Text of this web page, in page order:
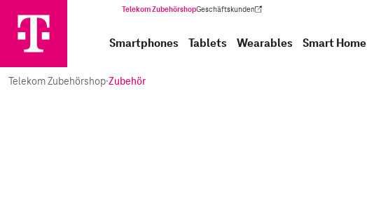
Telekom ZubehörshopGeschäftskunden
(Wird in einem neuen Tab geöffnet)
Smartphones Tablets Wearables Smart Home
Telekom Zubehörshop·Zubehör